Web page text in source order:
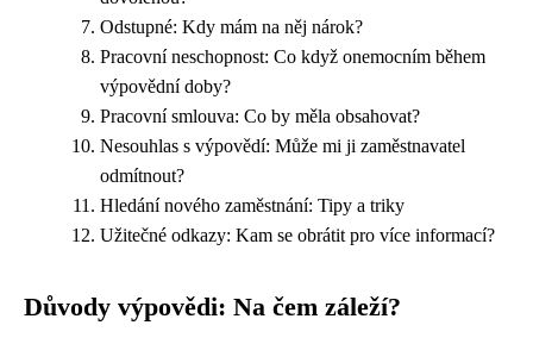
Odstupné: Kdy mám na něj nárok?
Pracovní neschopnost: Co když onemocním během
výpovědní doby?
Pracovní smlouva: Co by měla obsahovat?
Nesouhlas s výpovědí: Může mi ji zaměstnavatel
odmítnout?
Hledání nového zaměstnání: Tipy a triky
Užitečné odkazy: Kam se obrátit pro více informací?
Důvody výpovědi: Na čem záleží?